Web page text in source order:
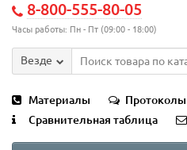
8-800-555-80-05
Часы работы: Пн - Пт (09:00 - 18:00)
Везде
Материалы
Сравнительная таблица